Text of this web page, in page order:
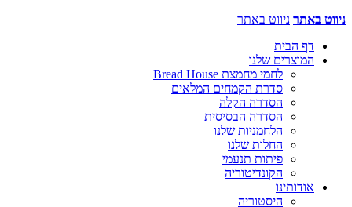
ניווט באתר ניווט באתר
דף הבית
המוצרים שלנו
לחמי מחמצת Bread House
סדרת הקמחים המלאים
הסדרה הקלה
הסדרה הבסיסית
הלחמניות שלנו
החלות שלנו
פיתות תנעמי
הקונדיטוריה
אודותינו
היסטוריה